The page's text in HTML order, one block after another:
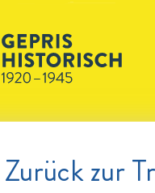
Zurück zur